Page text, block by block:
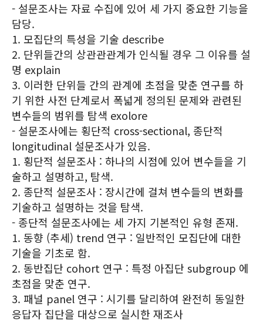
- 설문조사는 자료 수집에 있어 세 가지 중요한 기능을
담당.
1. 모집단의 특성을 기술 describe
2. 단위들간의 상관관관계가 인식될 경우 그 이유를 설
명 explain
3. 이러한 단위들 간의 관계에 초점을 맞춘 연구를 하
기 위한 사전 단계로서 폭넓게 정의된 문제와 관련된
변수들의 범위를 탐색 exolore
- 설문조사에는 횡단적 cross-sectional, 종단적
longitudinal 설문조사가 있음.
1. 횡단적 설문조사 : 하나의 시점에 있어 변수들을 기
술하고 설명하고, 탐색.
2. 종단적 설문조사 : 장시간에 걸쳐 변수들의 변화를
기술하고 설명하는 것을 탐색.
- 종단적 설문조사에는 세 가지 기본적인 유형 존재.
1. 동향 (추세) trend 연구 : 일반적인 모집단에 대한
기술을 기초로 함.
2. 동반집단 cohort 연구 : 특정 아집단 subgroup 에
초점을 맞춘 연구.
3. 패널 panel 연구 : 시기를 달리하여 완전히 동일한
응답자 집단을 대상으로 실시한 재조사